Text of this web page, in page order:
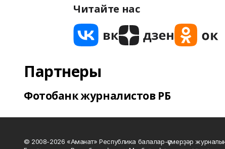
Читайте нас
Партнеры
Фотобанк журналистов РБ
© 2008-2026 «Аманат» Республика балалар-үҫмерҙәр